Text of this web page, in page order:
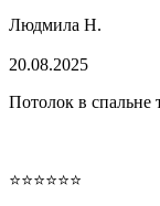
Людмила Н.
20.08.2025
Потолок в спальне
⭐⭐⭐⭐⭐⭐